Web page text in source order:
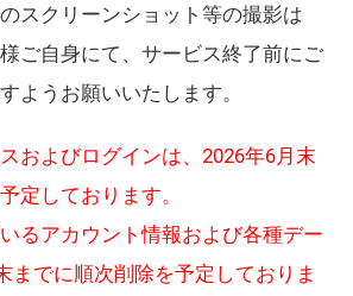
スクリーンショット等の撮影は
ご自身にて、サービス終了前にご
ようお願いいたします。
およびログインは、2026年6月末
定しております。
るアカウント情報および各種デー
までに順次削除を予定しておりま